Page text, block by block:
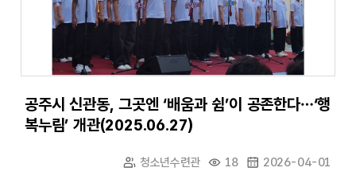
공주시 신관동, 그곳엔 ‘배움과 쉼’이 공존한다…‘행
복누림’ 개관(2025.06.27)
청소년수련관 18 2026-04-01